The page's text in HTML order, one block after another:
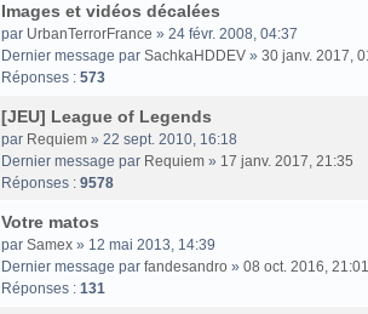
Images et vidéos décalées
par UrbanTerrorFrance » 24 févr. 2008, 04:37
Dernier message par SachkaHDDEV » 30 janv. 2017,
Réponses : 573
[JEU] League of Legends
par Requiem » 22 sept. 2010, 16:18
Dernier message par Requiem » 17 janv. 2017, 21:35
Réponses : 9578
Votre matos
par Samex » 12 mai 2013, 14:39
Dernier message par fandesandro » 08 oct. 2016, 21:01
Réponses : 131